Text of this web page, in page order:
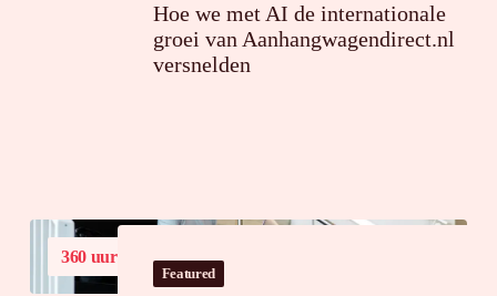
Hoe we met AI de internationale
groei van Aanhangwagendirect.nl
versnelden
360 uurtijdsbesparing op jaarbasis
Featured